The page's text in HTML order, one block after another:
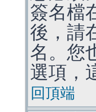
簽名檔
後，請
名。您
選項，
回頂端